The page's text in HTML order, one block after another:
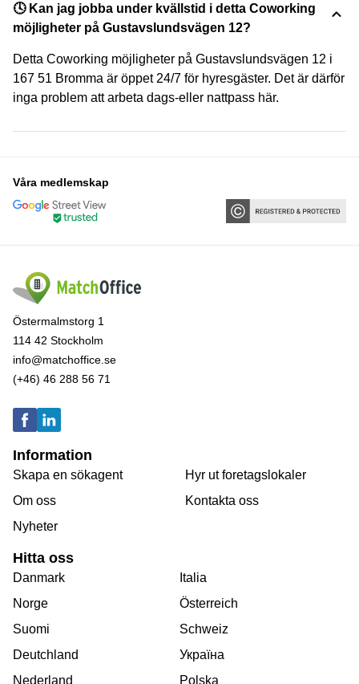
🕓 Kan jag jobba under kvällstid i detta Coworking
möjligheter på Gustavslundsvägen 12?
Detta Coworking möjligheter på Gustavslundsvägen 12 i
167 51 Bromma är öppet 24/7 för hyresgäster. Det är därför
inga problem att arbeta dags-eller nattpass här.
Våra medlemskap
Östermalmstorg 1
114 42 Stockholm
info@matchoffice.se
(+46) 46 288 56 71
Information
Skapa en sökagent
Om oss
Nyheter
Hyr ut foretagslokaler
Kontakta oss
Hitta oss
Danmark
Norge
Suomi
Deutchland
Nederland
Italia
Österreich
Schweiz
Україна
Polska